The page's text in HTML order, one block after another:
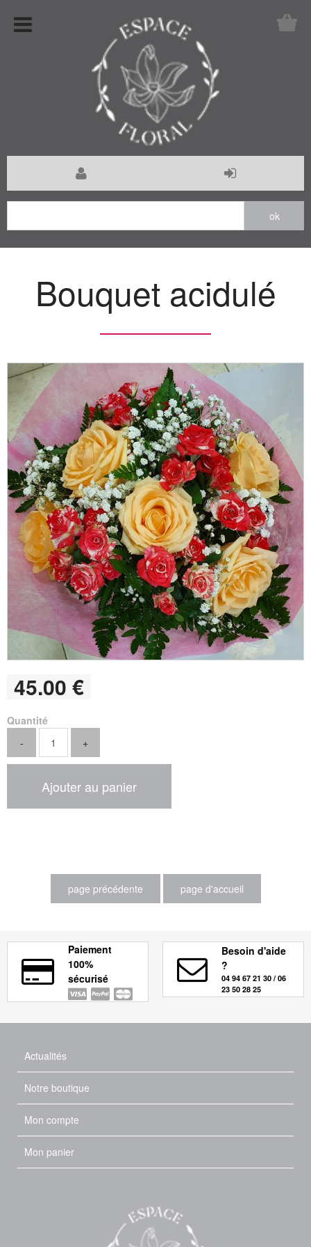
Bouquet acidulé
45.00 €
Quantité
Paiement
100%
sécurisé
Besoin d'aide
?
04 94 67 21 30 / 06
23 50 28 25
Actualités
Notre boutique
Mon compte
Mon panier